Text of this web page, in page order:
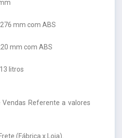
mm com ABS
mm com ABS
litros
Referente a valores
(Fábrica x Loja).